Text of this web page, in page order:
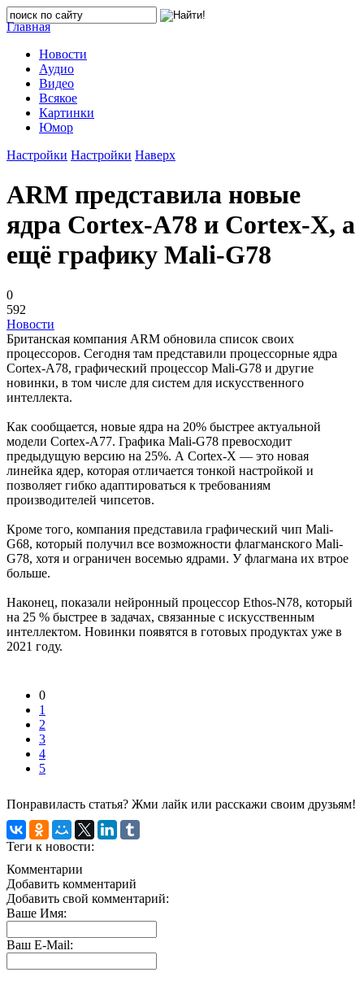
Главная
Новости
Аудио
Видео
Всякое
Картинки
Юмор
Настройки Настройки Наверх
ARM представила новые
ядра Cortex-A78 и Cortex-X, а
ещё графику Mali-G78
0
592
Новости
Британская компания ARM обновила список своих
процессоров. Сегодня там представили процессорные ядра
Cortex-A78, графический процессор Mali-G78 и другие
новинки, в том числе для систем для искусственного
интеллекта.
Как сообщается, новые ядра на 20% быстрее актуальной
модели Cortex-A77. Графика Mali-G78 превосходит
предыдущую версию на 25%. А Cortex-X — это новая
линейка ядер, которая отличается тонкой настройкой и
позволяет гибко адаптироваться к требованиям
производителей чипсетов.
Кроме того, компания представила графический чип Mali-
G68, который получил все возможности флагманского Mali-
G78, хотя и ограничен восемью ядрами. У флагмана их втрое
больше.
Наконец, показали нейронный процессор Ethos-N78, который
на 25 % быстрее в задачах, связанные с искусственным
интеллектом. Новинки появятся в готовых продуктах уже в
2021 году.
0
1
2
3
4
5
Понравиласть статья? Жми лайк или расскажи своим друзьям!
Теги к новости:
Комментарии
Добавить комментарий
Добавить свой комментарий:
Ваше Имя:
Ваш E-Mail: